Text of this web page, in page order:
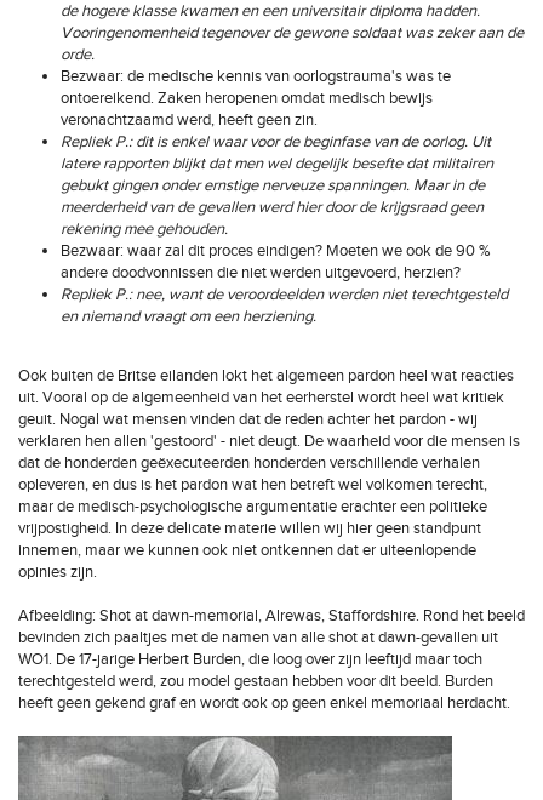
de hogere klasse kwamen en een universitair diploma hadden.
Vooringenomenheid tegenover de gewone soldaat was zeker aan de
orde.
Bezwaar: de medische kennis van oorlogstrauma's was te
ontoereikend. Zaken heropenen omdat medisch bewijs
veronachtzaamd werd, heeft geen zin.
Repliek P.: dit is enkel waar voor de beginfase van de oorlog. Uit
latere rapporten blijkt dat men wel degelijk besefte dat militairen
gebukt gingen onder ernstige nerveuze spanningen. Maar in de
meerderheid van de gevallen werd hier door de krijgsraad geen
rekening mee gehouden.
Bezwaar: waar zal dit proces eindigen? Moeten we ook de 90 %
andere doodvonnissen die niet werden uitgevoerd, herzien?
Repliek P.: nee, want de veroordeelden werden niet terechtgesteld
en niemand vraagt om een herziening.
Ook buiten de Britse eilanden lokt het algemeen pardon heel wat reacties
uit. Vooral op de algemeenheid van het eerherstel wordt heel wat kritiek
geuit. Nogal wat mensen vinden dat de reden achter het pardon - wij
verklaren hen allen 'gestoord' - niet deugt. De waarheid voor die mensen is
dat de honderden geëxecuteerden honderden verschillende verhalen
opleveren, en dus is het pardon wat hen betreft wel volkomen terecht,
maar de medisch-psychologische argumentatie erachter een politieke
vrijpostigheid. In deze delicate materie willen wij hier geen standpunt
innemen, maar we kunnen ook niet ontkennen dat er uiteenlopende
opinies zijn.
Afbeelding: Shot at dawn-memorial, Alrewas, Staffordshire. Rond het beeld
bevinden zich paaltjes met de namen van alle shot at dawn-gevallen uit
WO1. De 17-jarige Herbert Burden, die loog over zijn leeftijd maar toch
terechtgesteld werd, zou model gestaan hebben voor dit beeld. Burden
heeft geen gekend graf en wordt ook op geen enkel memoriaal herdacht.